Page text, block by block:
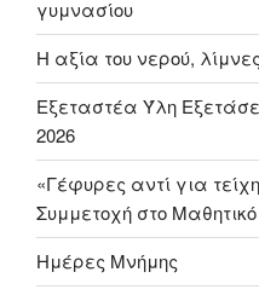
γυμνασίου
H αξία του νερού,
Εξεταστέα Ύλη
2026
«Γέφυρες αντί για
Συμμετοχή στο
Ημέρες Μνήμης